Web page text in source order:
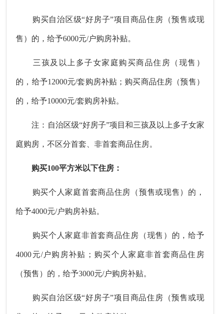
购买自治区级“好房子”项目商品住房（预售或现
售）的，给予6000元/户购房补贴。
三孩及以上多子女家庭购买商品住房（现售）
的，给予12000元/套购房补贴；购买商品住房（预售）
的，给予10000元/套购房补贴。
注：自治区级“好房子”项目和三孩及以上多子女家
庭购房，不区分首套、非首套商品住房。
购买100平方米以下住房：
购买个人家庭首套商品住房（预售或现售）的，
给予4000元/户购房补贴。
购买个人家庭非首套商品住房（现售）的，给予
4000元/户购房补贴；购买个人家庭非首套商品住房
（预售）的，给予3000元/户购房补贴。
购买自治区级“好房子”项目商品住房（预售或现